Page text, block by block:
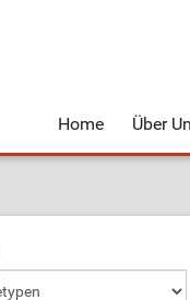
Home Über